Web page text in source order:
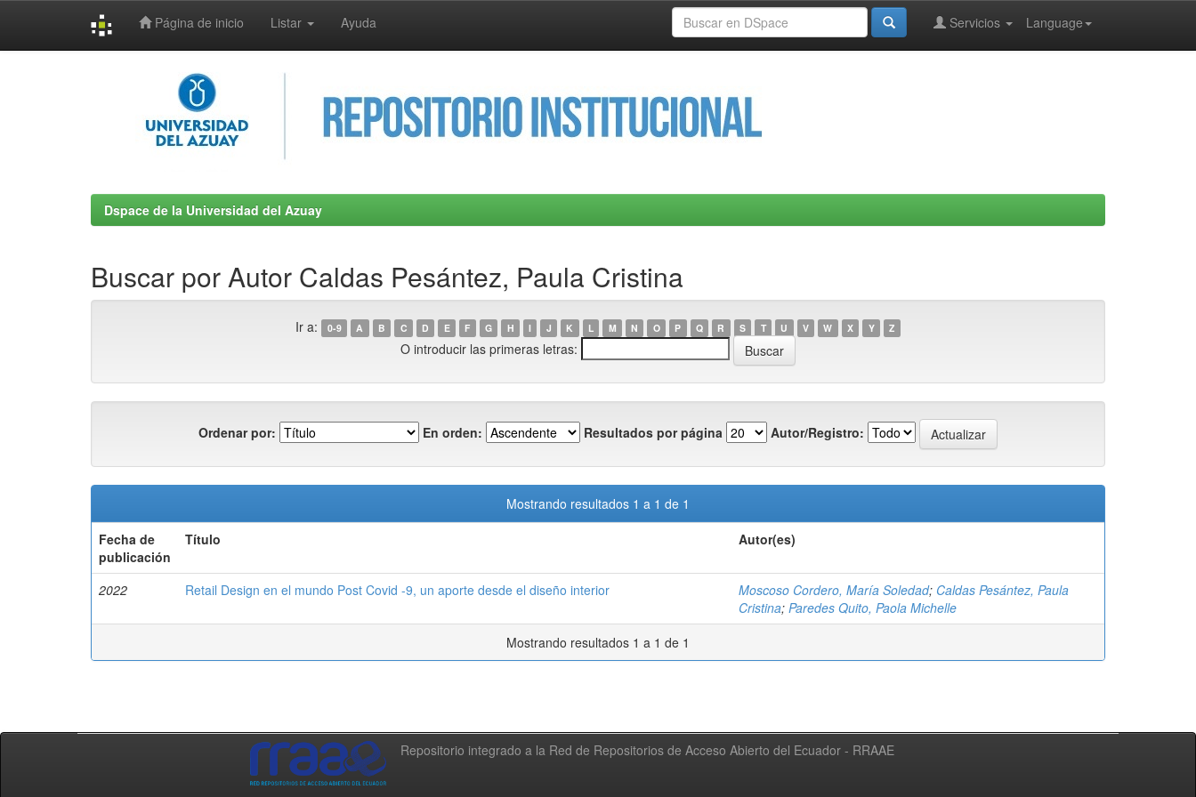
Página de inicio Listar Ayuda Language
Servicios
Dspace de la Universidad del Azuay
Buscar por Autor Caldas Pesántez, Paula Cristina
Ir a: 0-9 A B C D E F G H I J K L M N O P Q R S T U V W X Y Z
O introducir las primeras letras:
Ordenar por: En orden: Resultados por página Autor/Registro:
Mostrando resultados 1 a 1 de 1
Fecha de
publicación
Título Autor(es)
2022 Retail Design en el mundo Post Covid -9, un aporte desde el diseño interior Moscoso Cordero, María Soledad; Caldas Pesántez, Paula
Cristina; Paredes Quito, Paola Michelle
Mostrando resultados 1 a 1 de 1
Repositorio integrado a la Red de Repositorios de Acceso Abierto del Ecuador - RRAAE